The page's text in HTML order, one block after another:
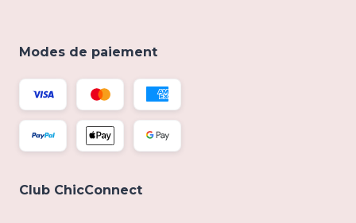
Modes de paiement
Club ChicConnect